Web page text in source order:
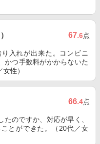
67.6点
入れが出来た。コンビニ
かつ手数料がかからないた
性）
66.4点
のですか、対応が早く、
とができた。（20代／女